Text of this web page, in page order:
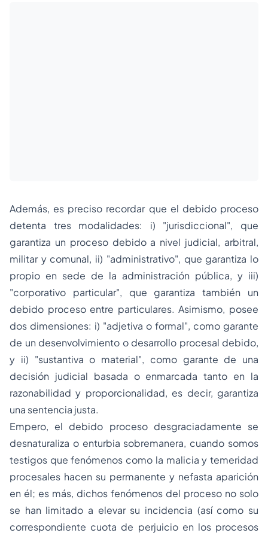
Además, es preciso recordar que el debido proceso
detenta tres modalidades: i) "jurisdiccional", que
garantiza un proceso debido a nivel judicial, arbitral,
militar y comunal, ii) "administrativo", que garantiza lo
propio en sede de la administración pública, y iii)
"corporativo particular", que garantiza también un
debido proceso entre particulares.Asimismo, posee
dos dimensiones: i) "adjetiva o formal", como garante
de un desenvolvimiento o desarrollo procesal debido,
y ii) "sustantiva o material", como garante de una
decisión judicial basada o enmarcada tanto en la
razonabilidad y proporcionalidad, es decir, garantiza
una sentencia justa.
Empero, el debido procesodesgraciadamente se
desnaturaliza o enturbia sobremanera, cuando somos
testigos que fenómenos como la malicia y temeridad
procesales hacen su permanente y nefasta aparición
en él; es más, dichos fenómenos del proceso no solo
se han limitado a elevar su incidencia (así como su
correspondiente cuota de perjuicio en los procesos